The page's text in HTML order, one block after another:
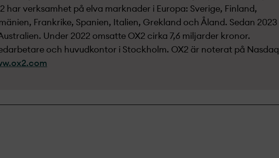
har verksamhet på elva marknader i Europa: Sverige, Finland,
Frankrike, Spanien, Italien, Grekland och Åland. Sedan 2023
Under 2022 omsatte OX2 cirka 7,6 miljarder kronor.
och huvudkontor i Stockholm. OX2 är noterat på Nasdaq